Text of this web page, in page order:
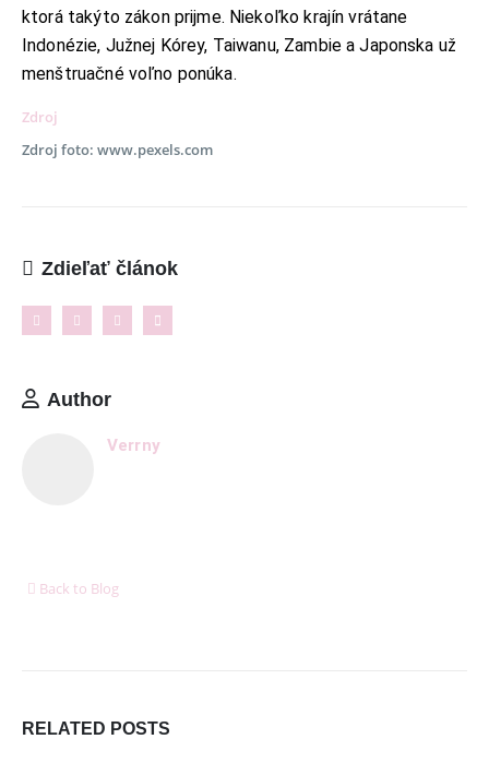
ktorá takýto zákon prijme. Niekoľko krajín vrátane
Indonézie, Južnej Kórey, Taiwanu, Zambie a Japonska už
menštruačné voľno ponúka.
Zdroj
Zdroj foto: www.pexels.com
Zdieľať článok
Author
Verrny
Back to Blog
RELATED POSTS
INFORMAČNÉ MENU
O Lalala
Reklama
Kontakt
proporcionalita a štýl v teplých dňoch
6. januára 2026